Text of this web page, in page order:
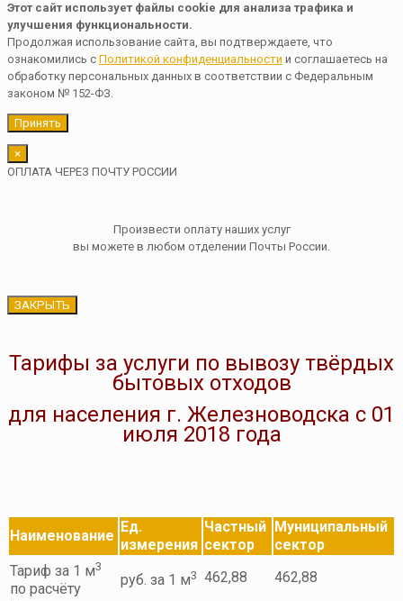
Этот сайт использует файлы cookie для анализа трафика и
улучшения функциональности.
Продолжая использование сайта, вы подтверждаете, что
ознакомились с Политикой конфиденциальности и соглашаетесь на
обработку персональных данных в соответствии с Федеральным
законом № 152-ФЗ.
Принять
×
ОПЛАТА ЧЕРЕЗ ПОЧТУ РОССИИ
Произвести оплату наших услуг
вы можете в любом отделении Почты России.
ЗАКРЫТЬ
Тарифы за услуги по вывозу твёрдых
бытовых отходов
для населения г. Железноводска с 01
июля 2018 года
Наименование
Ед.
измерения
Частный
сектор
Муниципальный
сектор
Тариф за 1 м3
по расчёту
руб. за 1 м3 462,88
462,88